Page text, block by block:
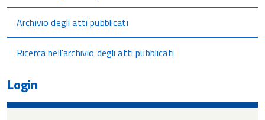
Archivio degli atti pubblicati
Ricerca nell'archivio degli atti pubblicati
Login